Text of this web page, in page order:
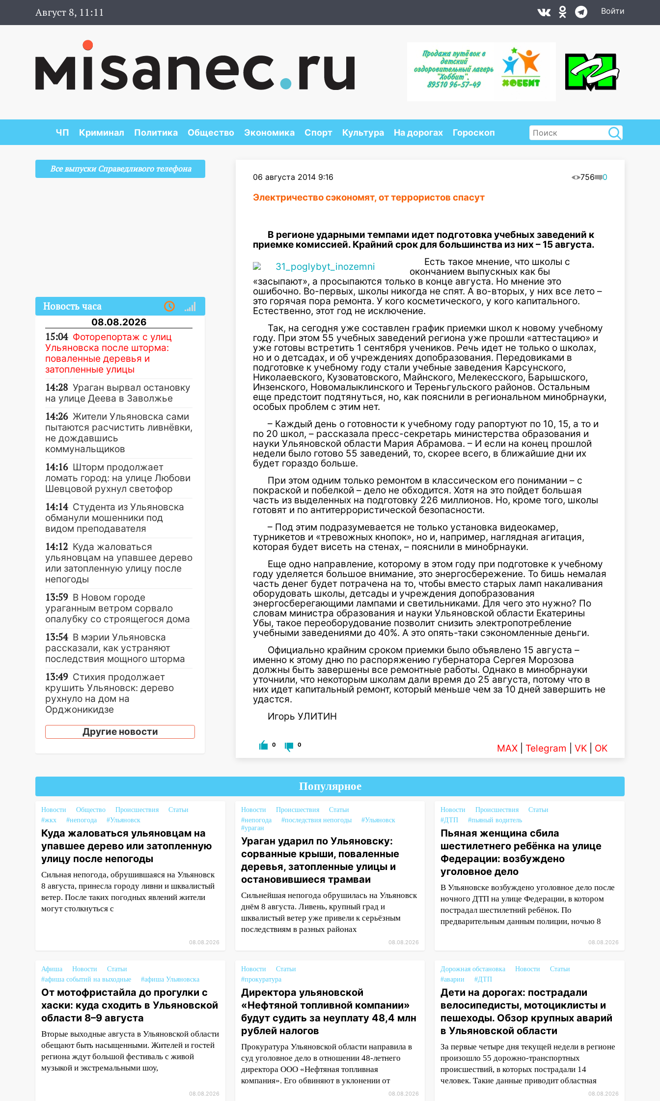
Август 8, 11:11 Войти
ЧП Криминал Политика Общество Экономика Спорт Культура На дорогах Гороскоп
06 августа 2014 9:16 756 0
Электричество сэкономят, от террористов спасут
В регионе ударными темпами идет подготовка учебных за­ведений к
приемке комисси­ей. Крайний срок для боль­шинства из них – 15 августа.
Есть такое мнение, что школы с
окончанием выпускных как бы
«засыпают», а просыпаются толь­ко в конце августа. Но мнение это
ошибочно. Во-первых, школы никогда не спят. А во-вторых, у них все лето –
это горячая пора ремонта. У кого косметического, у кого капитального.
Естествен­но, этот год не исключение.
Так, на сегодня уже состав­лен график приемки школ к но­вому учебному
году. При этом 55 учебных заведений региона уже прошли «аттестацию» и
уже готовы встретить 1 сентября учеников. Речь идет не только о школах,
но и о детсадах, и об учреждениях допобразования. Передовиками в
подготовке к учебному году стали учебные за­ведения Карсунского,
Николаев­ского, Кузоватовского, Майнско­го, Мелекесского, Барышского,
Инзенского, Новомалыклинского и Тереньгульского райо­нов. Остальным
еще предстоит подтянуться, но, как пояснили в региональном минобрнауки,
осо­бых проблем с этим нет.
– Каждый день о готовности к учебному году рапортуют по 10, 15, а то и
по 20 школ, – рассказа­ла пресс-секретарь министерства образования и
науки Ульяновской области Мария Абрамова. – И если на конец прошлой
недели было готово 55 заведений, то, скорее всего, в ближайшие дни их
будет гораздо больше.
При этом одним только ре­монтом в классическом его по­нимании – с
покраской и побел­кой – дело не обходится. Хотя на это пойдет большая
часть из выделенных на подготовку 226 миллионов. Но, кроме того, шко­лы
готовят и по антитеррористи­ческой безопасности.
– Под этим подразумевается не только установка видеокамер,
турникетов и «тревожных кно­пок», но и, например, наглядная агитация,
которая будет висеть на стенах, – пояснили в минобрнауки.
Еще одно направление, кото­рому в этом году при подготовке к учебному
году уделяется боль­шое внимание, это энергосбе­режение. То бишь немалая
часть денег будет потрачена на то, что­бы вместо старых ламп накалива­ния
оборудовать школы, детсады и учреждения допобразования
энергосберегающими лампами и светильниками. Для чего это нужно? По
словам министра об­разования и науки Ульяновской области Екатерины
Убы, такое переоборудование позволит снизить электропотребление
учебными заведениями до 40%. А это опять-таки сэкономленные деньги.
Официально крайним сроком приемки было объявлено 15 ав­густа –
именно к этому дню по распоряжению губернатора Сер­гея Морозова
должны быть за­вершены все ремонтные работы. Однако в минобрнауки
уточнили, что некоторым школам дали время до 25 августа, потому что в
них идет капитальный ремонт, который меньше чем за 10 дней завершить не
удастся.
Игорь УЛИТИН
0 0 MAX Telegram VK OK
Все выпуски Справедливого телефона
Новость часа
08.08.2026
15:04 Фоторепортаж с улиц
Ульяновска после шторма:
поваленные деревья и
затопленные улицы
14:28 Ураган вырвал остановку
на улице Деева в Заволжье
14:26 Жители Ульяновска сами
пытаются расчистить ливнёвки,
не дождавшись
коммунальщиков
14:16 Шторм продолжает
ломать город: на улице Любови
Шевцовой рухнул светофор
14:14 Студента из Ульяновска
обманули мошенники под
видом преподавателя
14:12 Куда жаловаться
ульяновцам на упавшее дерево
или затопленную улицу после
непогоды
13:59 В Новом городе
ураганным ветром сорвало
опалубку со строящегося дома
13:54 В мэрии Ульяновска
рассказали, как устраняют
последствия мощного шторма
13:49 Стихия продолжает
крушить Ульяновск: дерево
рухнуло на дом на
Орджоникидзе
13:47 На Нижней Террасе
мощным ветром вырвало
крышу с СТО на проспекте
13:35
Непогода продолжает
бить по транспорту: в
Ульяновске трамвай сошёл с
рельсов
13:22 Упавшие деревья
перекрыли дороги в
Ульяновске: фото
13:17 Непогода в Ульяновске
не закончится сегодня:
Вешкаймского района похитил
у знакомого 191 тысячу рублей
13:14 Ураган оторвал светофор
на проспекте Филатова в
Ульяновске
13:12 Дерево пробило крышу
дома на Новгородской в
Ульяновске и рухнуло на
электрощит
Другие новости
Популярное
Новости Общество Происшествия
Статьи
#жкх
#непогода #Ульяновск
Куда жаловаться ульяновцам на
упавшее дерево или затопленную
улицу после непогоды
Сильная непогода, обрушившаяся на Ульяновск
8 августа, принесла городу ливни и шквалистый
ветер. После таких погодных явлений жители
могут столкнуться с
08.08.2026
Новости Происшествия
Статьи
#непогода
#последствия непогоды
#Ульяновск
#ураган
Ураган ударил по Ульяновску:
сорванные крыши, поваленные
деревья, затопленные улицы и
остановившиеся трамваи
Сильнейшая непогода обрушилась на Ульяновск
днём 8 августа. Ливень, крупный град и
шквалистый ветер уже привели к серьёзным
последствиям в разных районах
08.08.2026
Новости Происшествия
Статьи
#ДТП
#пьяный водитель
Пьяная женщина сбила
шестилетнего ребёнка на улице
Федерации: возбуждено
уголовное дело
В Ульяновске возбуждено уголовное дело после
ночного ДТП на улице Федерации, в котором
пострадал шестилетний ребёнок. По
предварительным данным полиции, ночью 8
08.08.2026
Афиша Новости
Статьи
#афиша событий на выходные
#афиша Ульяновска
От мотофристайла до прогулки с
хаски: куда сходить в Ульяновской
области 8–9 августа
Вторые выходные августа в Ульяновской области
обещают быть насыщенными. Жителей и гостей
региона ждут большой фестиваль с живой
музыкой и экстремальными шоу,
08.08.2026
Новости
Статьи
#прокуратура
Директора ульяновской
«Нефтяной топливной компании»
будут судить за неуплату 48,4 млн
рублей налогов
Прокуратура Ульяновской области направила в
суд уголовное дело в отношении 48-летнего
директора ООО «Нефтяная топливная
компания». Его обвиняют в уклонении от
08.08.2026
Дорожная обстановка Новости
Статьи
#аварии
#ДТП
Дети на дорогах: пострадали
велосипедисты, мотоциклисты и
пешеходы. Обзор крупных аварий
в Ульяновской области
За первые четыре дня текущей недели в регионе
произошло 55 дорожно-транспортных
происшествий, в которых пострадали 14
человек. Такие данные приводит областная
08.08.2026